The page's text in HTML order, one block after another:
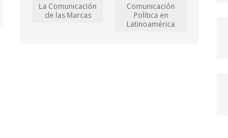
La Comunicación
de las Marcas
Comunicación
Política en
Latinoamérica